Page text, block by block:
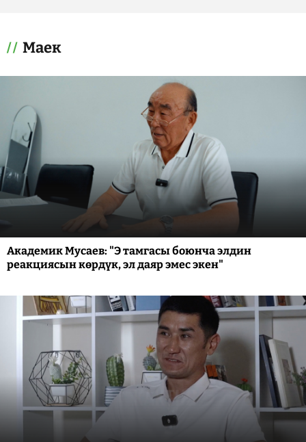
Маек
Академик Мусаев: "Э тамгасы боюнча элдин
реакциясын көрдүк, эл даяр эмес экен"